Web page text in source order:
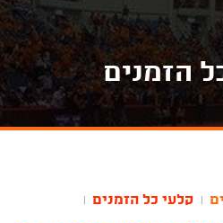
הזמנים
קלעי כל הזמנים